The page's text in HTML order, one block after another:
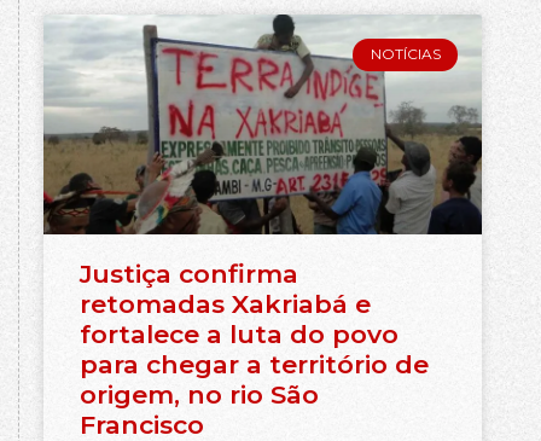
NOTÍCIAS
Justiça confirma
retomadas Xakriabá e
fortalece a luta do povo
para chegar a território de
origem, no rio São
Francisco